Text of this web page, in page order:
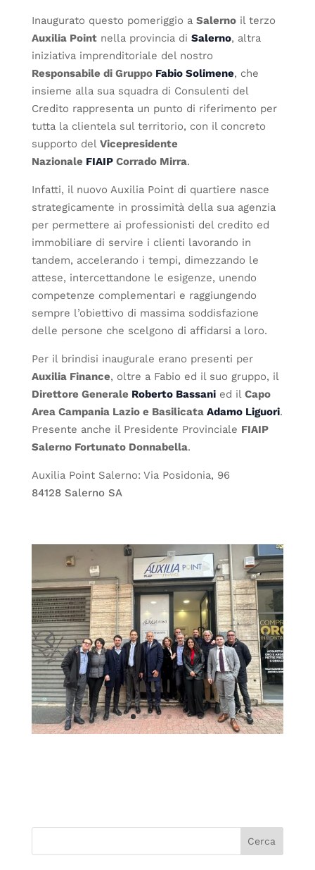
Inaugurato questo pomeriggio a Salernoil terzo
Auxilia Pointnella provincia di Salerno, altra
iniziativa imprenditoriale del nostro
Responsabile di Gruppo Fabio Solimene, che
insieme alla sua squadra di Consulenti del
Credito rappresenta un punto di riferimento per
tutta la clientela sul territorio, con il concreto
supporto del Vicepresidente
Nazionale FIAIPCorrado Mirra.
Infatti, il nuovo Auxilia Point di quartiere nasce
strategicamente in prossimità della sua agenzia
per permettere ai professionisti del credito ed
immobiliare di servire i clienti lavorando in
tandem, accelerando i tempi, dimezzando le
attese, intercettandone le esigenze, unendo
competenze complementari e raggiungendo
sempre l’obiettivo di massima soddisfazione
delle persone che scelgono di affidarsi a loro.
Per il brindisi inaugurale erano presenti per
Auxilia Finance, oltre a Fabio ed il suo gruppo, il
Direttore Generale Roberto Bassanied il Capo
Area Campania Lazio e Basilicata Adamo Liguori.
Presente anche il Presidente Provinciale FIAIP
Salerno Fortunato Donnabella.
Auxilia Point Salerno: Via Posidonia, 96
84128 Salerno SA